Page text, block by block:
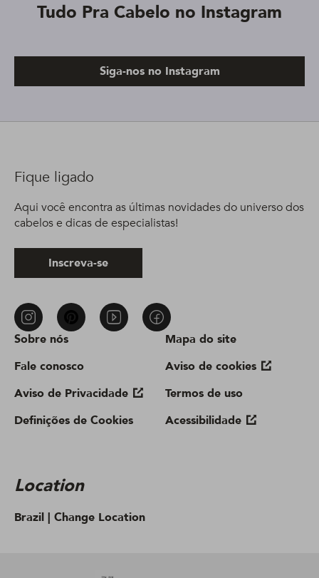
Tudo Pra Cabelo no Instagram
Siga-nos no Instagram
Sobre nós
Fale conosco
Aviso de Privacidade
Definições de Cookies
Mapa do site
Aviso de cookies
Termos de uso
Acessibilidade
Location
Brazil | Change Location
Fique ligado
Aqui você encontra as últimas novidades do universo dos
cabelos e dicas de especialistas!
Inscreva-se